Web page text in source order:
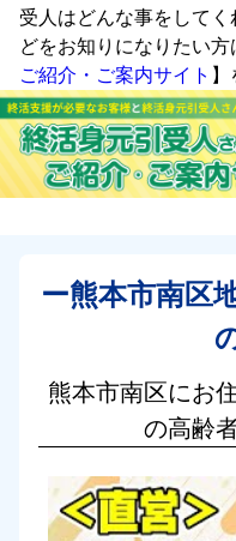
受人はどんな事をして
どをお知りになりたい方
ご紹介・ご案内サイト 】
ー熊本市南区
熊本市南区にお
の高齢